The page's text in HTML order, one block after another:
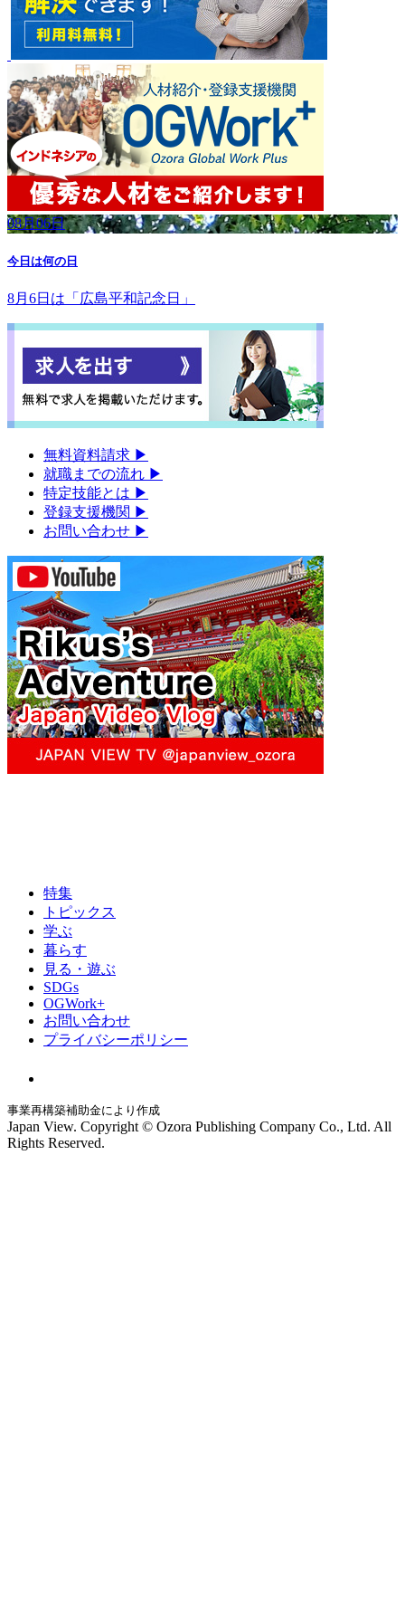
08月06日
今日は何の日
8月6日は「広島平和記念日」
無料資料請求 ▶︎
就職までの流れ ▶︎
特定技能とは ▶︎
登録支援機関 ▶︎
お問い合わせ ▶︎
特集
トピックス
学ぶ
暮らす
見る・遊ぶ
SDGs
OGWork+
お問い合わせ
プライバシーポリシー
事業再構築補助金により作成
Japan View. Copyright © Ozora Publishing Company Co., Ltd. All
Rights Reserved.